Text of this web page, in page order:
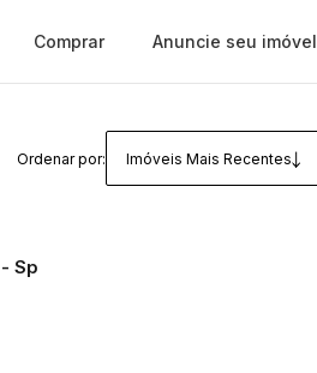
Comprar Anuncie seu imóvel
Ordenar por: Imóveis Mais Recentes
Sp